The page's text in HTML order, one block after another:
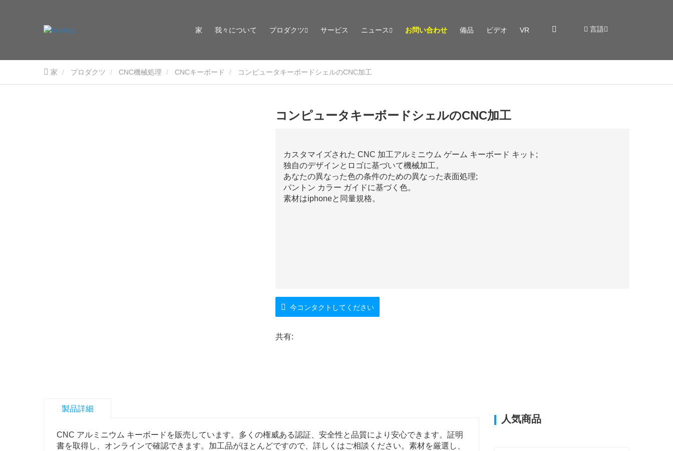
家 我々について プロダクツ サービス ニュース お問い合わせ 備品 ビデオ VR 言語
家 プロダクツ CNC機械処理 CNCキーボード コンピュータキーボードシェルのCNC加工
コンピュータキーボードシェルのCNC加工
カスタマイズされた CNC 加工アルミニウム ゲーム キーボード キット;
独自のデザインとロゴに基づいて機械加工。
あなたの異なった色の条件のための異なった表面処理;
パントン カラー ガイドに基づく色。
素材はiphoneと同量規格。
今コンタクトしてください
共有:
製品詳細
CNC アルミニウム キーボードを販売しています。多くの権威ある認証、安全性と品質により安心できます。証明
書を取得し、オンラインで確認できます。加工品がほとんどですので、詳しくはご相談ください。素材を厳選し、
人気商品